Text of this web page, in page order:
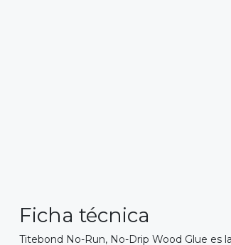
Ficha técnica
Titebond No-Run, No-Drip Wood Glue es